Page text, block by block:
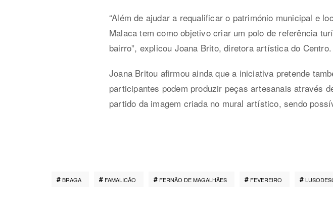
“Além de ajudar a requalificar o património municipal e
Malaca tem como objetivo criar um polo de referência
bairro”, explicou Joana Brito, diretora artística do Centro.
Joana Britou afirmou ainda que a iniciativa pretende
participantes podem produzir peças artesanais através
partido da imagem criada no mural artístico, sendo
BRAGA FAMALICÃO FERNÃO DE MAGALHÃES FEVEREIRO